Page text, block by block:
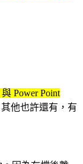
Power Point
他也許還有，有